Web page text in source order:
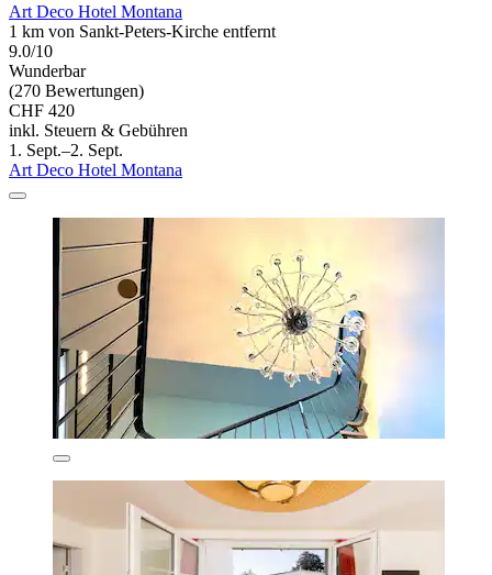
Art Deco Hotel Montana
1 km von Sankt-Peters-Kirche entfernt
9.0/10
Wunderbar
(270 Bewertungen)
CHF 420
inkl. Steuern & Gebühren
1. Sept.–2. Sept.
Art Deco Hotel Montana